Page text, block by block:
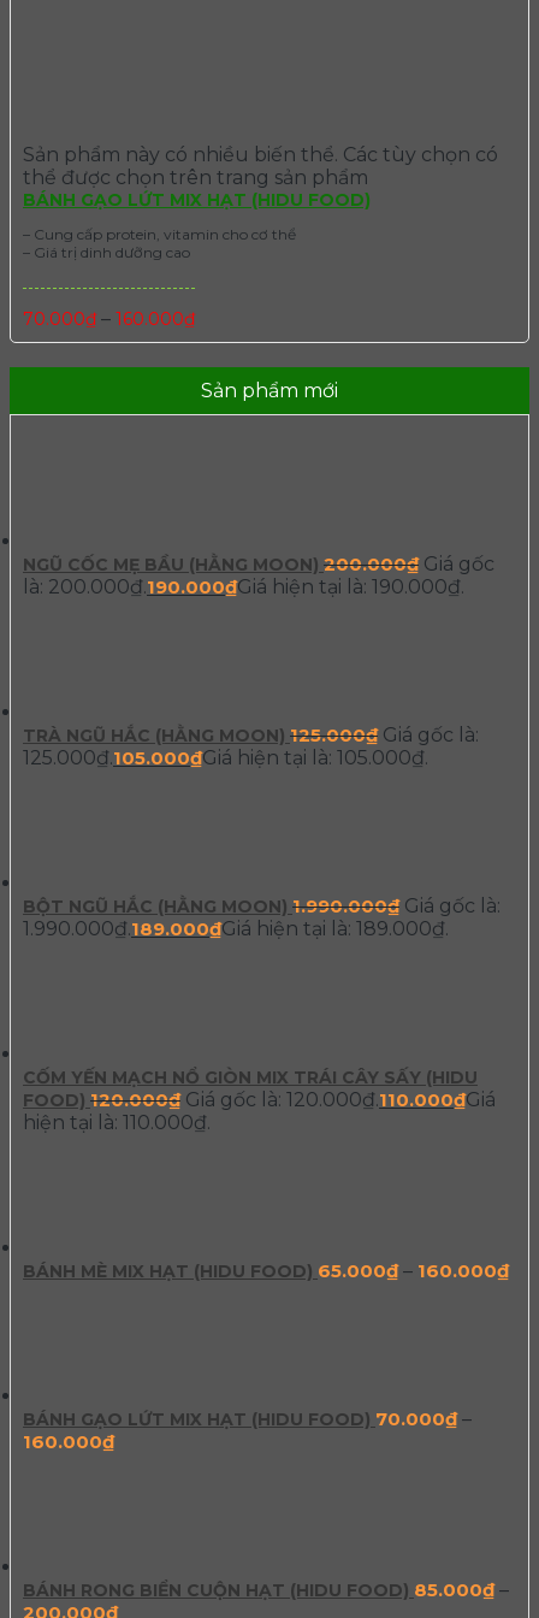
Sản phẩm này có nhiều biến thể. Các tùy chọn có
thể được chọn trên trang sản phẩm
BÁNH GẠO LỨT MIX HẠT (HIDU FOOD)
– Cung cấp protein, vitamin cho cơ thể
– Giá trị dinh dưỡng cao
70.000₫– 160.000₫
Sản phẩm mới
NGŨ CỐC MẸ BẦU (HẰNG MOON) 200.000₫ Giá gốc
là: 200.000₫.190.000₫Giá hiện tại là: 190.000₫.
TRÀ NGŨ HẮC (HẰNG MOON) 125.000₫ Giá gốc là:
125.000₫.105.000₫Giá hiện tại là: 105.000₫.
BỘT NGŨ HẮC (HẰNG MOON) 1.990.000₫ Giá gốc là:
1.990.000₫.189.000₫Giá hiện tại là: 189.000₫.
CỐM YẾN MẠCH NỔ GIÒN MIX TRÁI CÂY SẤY (HIDU
FOOD) 120.000₫ Giá gốc là: 120.000₫.110.000₫Giá
hiện tại là: 110.000₫.
BÁNH MÈ MIX HẠT (HIDU FOOD) 65.000₫– 160.000₫
BÁNH GẠO LỨT MIX HẠT (HIDU FOOD) 70.000₫–
160.000₫
BÁNH RONG BIỂN CUỘN HẠT (HIDU FOOD) 85.000₫–
200.000₫